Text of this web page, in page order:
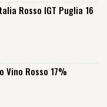
Rosso IGT Puglia 16
Vino Rosso 17%